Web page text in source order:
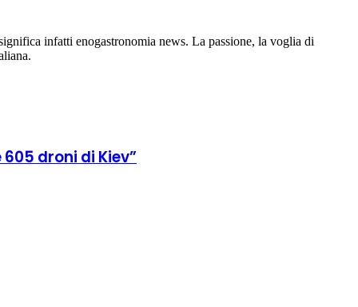
infatti enogastronomia news. La passione, la voglia di
droni di Kiev”